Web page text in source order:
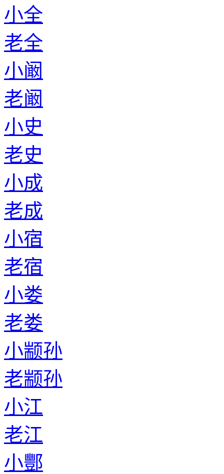
小全
老全
小阚
老阚
小史
老史
小成
老成
小宿
老宿
小娄
老娄
小颛孙
老颛孙
小江
老江
小酆